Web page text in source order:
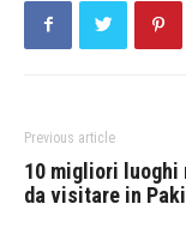
Previous article
10 migliori luoghi
da visitare in